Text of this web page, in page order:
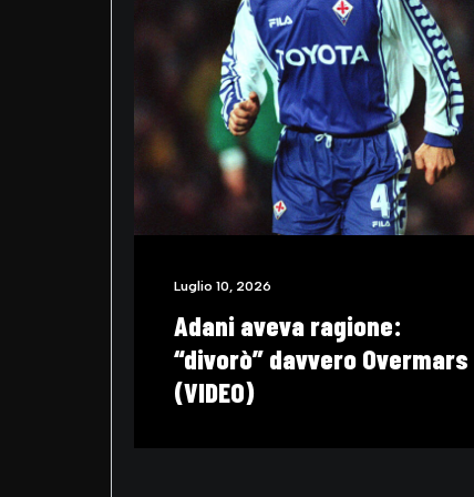
Maggio 29, 2026
Allegri va al Napoli:
impossibile dimenticare
quella pallonata di Lavezzi
Sant’Elia (VIDEO)